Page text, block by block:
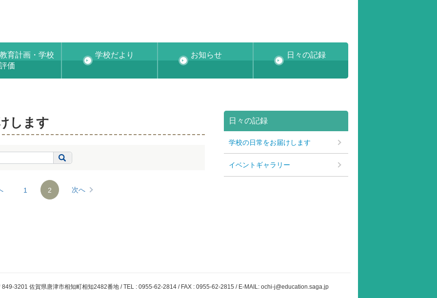
教育計画・学校
評価
学校だより お知らせ 日々の記録
します
1 2 次へ
日々の記録
学校の日常をお届けします
イベントギャラリー
849-3201 佐賀県唐津市相知町相知2482番地 / TEL : 0955-62-2814 / FAX : 0955-62-2815 / E-MAIL: ochi-j@education.saga.jp